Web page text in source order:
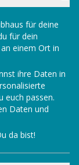
für deine
für dein
einem Ort in
ihre Daten in
euch passen.
Daten und
da bist!